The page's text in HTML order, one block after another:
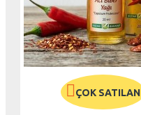
ÇOK SATILAN